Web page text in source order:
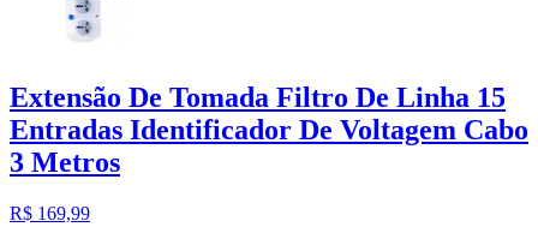
Extensão De Tomada Filtro De Linha 15
Entradas Identificador De Voltagem Cabo
3 Metros
R$ 169,99